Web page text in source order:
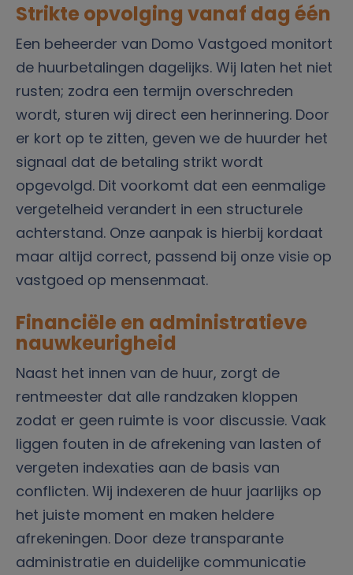
Strikte opvolging vanaf dag één
Een beheerder van Domo Vastgoed monitort
de huurbetalingen dagelijks. Wij laten het niet
rusten; zodra een termijn overschreden
wordt, sturen wij direct een herinnering. Door
er kort op te zitten, geven we de huurder het
signaal dat de betaling strikt wordt
opgevolgd. Dit voorkomt dat een eenmalige
vergetelheid verandert in een structurele
achterstand. Onze aanpak is hierbij kordaat
maar altijd correct, passend bij onze visie op
vastgoed op mensenmaat.
Financiële en administratieve
nauwkeurigheid
Naast het innen van de huur, zorgt de
rentmeester dat alle randzaken kloppen
zodat er geen ruimte is voor discussie. Vaak
liggen fouten in de afrekening van lasten of
vergeten indexaties aan de basis van
conflicten. Wij indexeren de huur jaarlijks op
het juiste moment en maken heldere
afrekeningen. Door deze transparante
administratie en duidelijke communicatie